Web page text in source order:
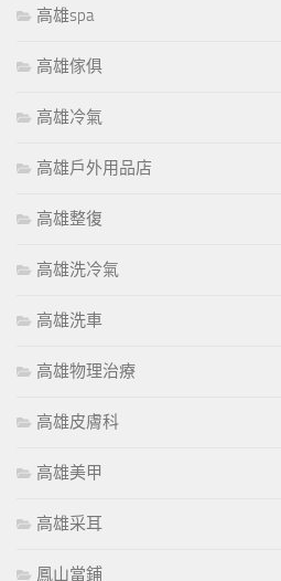
高雄spa
高雄傢俱
高雄冷氣
高雄戶外用品店
高雄整復
高雄洗冷氣
高雄洗車
高雄物理治療
高雄皮膚科
高雄美甲
高雄采耳
鳳山當鋪